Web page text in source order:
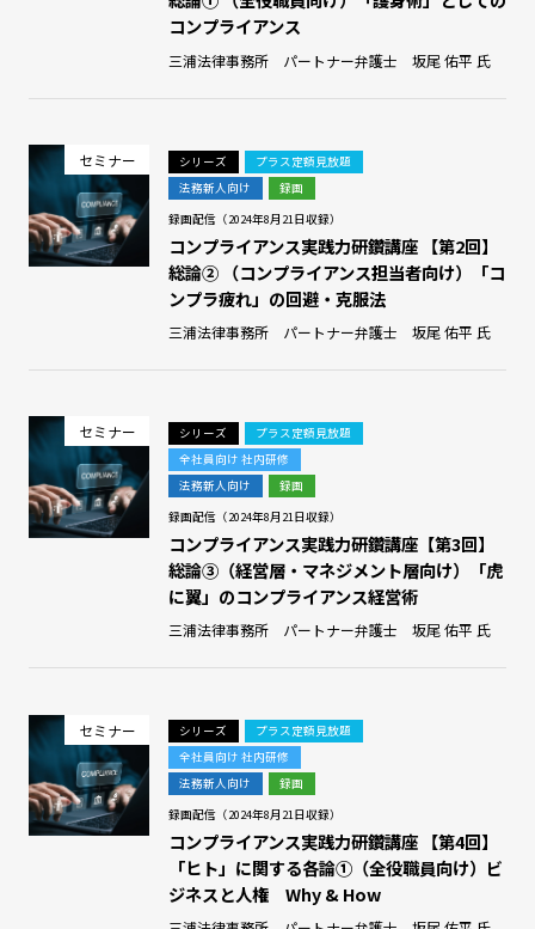
コンプライアンス
三浦法律事務所 パートナー弁護士 坂尾 佑平 氏
セミナー シリーズ
プラス定額見放題
法務新人向け
録画
録画配信（2024年8月21日収録）
コンプライアンス実践力研鑽講座 【第2回】
総論➁ （コンプライアンス担当者向け）「コ
ンプラ疲れ」の回避・克服法
三浦法律事務所 パートナー弁護士 坂尾 佑平 氏
セミナー シリーズ
プラス定額見放題
全社員向け 社内研修
法務新人向け
録画
録画配信（2024年8月21日収録）
コンプライアンス実践力研鑽講座【第3回】
総論➂（経営層・マネジメント層向け）「虎
に翼」のコンプライアンス経営術
三浦法律事務所 パートナー弁護士 坂尾 佑平 氏
セミナー シリーズ
プラス定額見放題
全社員向け 社内研修
法務新人向け
録画
録画配信（2024年8月21日収録）
コンプライアンス実践力研鑽講座 【第4回】
「ヒト」に関する各論➀（全役職員向け）ビ
ジネスと人権 Why & How